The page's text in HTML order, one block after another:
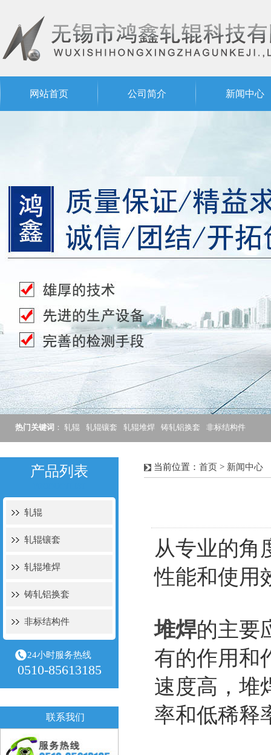
网站首页 公司简介 新闻中心
热门关键词 ： 轧辊 轧辊镶套 轧辊堆焊 铸轧铝换套 非标结构件
产品列表
轧辊
轧辊镶套
轧辊堆焊
铸轧铝换套
非标结构件
24小时服务热线
0510-85613185
联系我们
当前位置： 首页 > 新闻中心
从专业的角
性能和使用
堆焊的主要
有的作用和
速度高，堆
率和低稀释